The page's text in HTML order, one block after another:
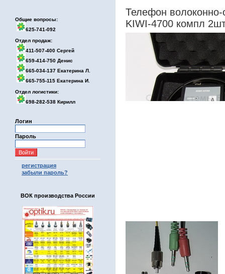
Общие вопросы:
625-741-092
Отдел продаж:
411-507-400 Сергей
659-414-750 Денис
665-034-137 Екатерина Л.
665-755-115 Екатерина И.
Отдел логистики:
698-282-538 Кирилл
Логин
Пароль
регистрация
забыли пароль?
ВОК производства России
Телефон
KIWI-4700 компл